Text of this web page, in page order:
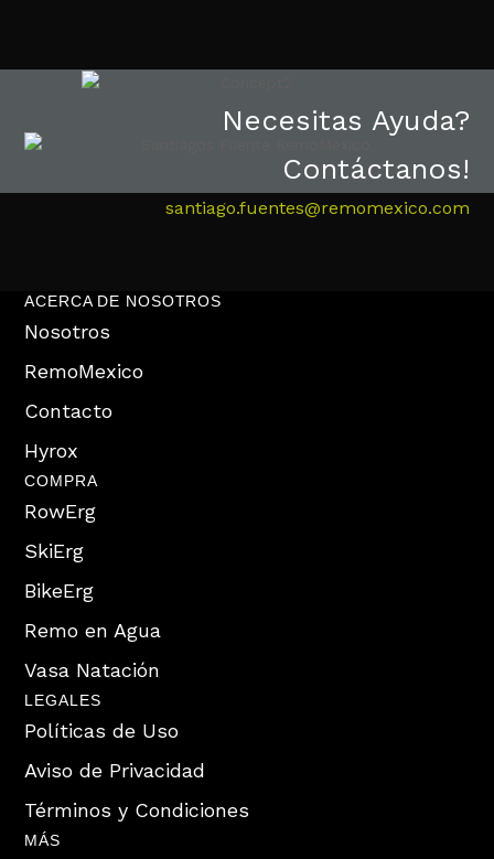
Necesitas Ayuda?
Contáctanos!
santiago.fuentes@remomexico.com
ACERCA DE NOSOTROS
Nosotros
RemoMexico
Contacto
Hyrox
COMPRA
RowErg
SkiErg
BikeErg
Remo en Agua
Vasa Natación
LEGALES
Políticas de Uso
Aviso de Privacidad
Términos y Condiciones
MÁS